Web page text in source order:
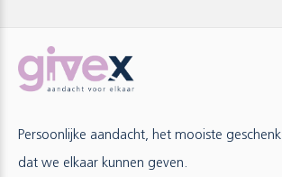
Persoonlijke aandacht, het mooiste geschenk
dat we elkaar kunnen geven.